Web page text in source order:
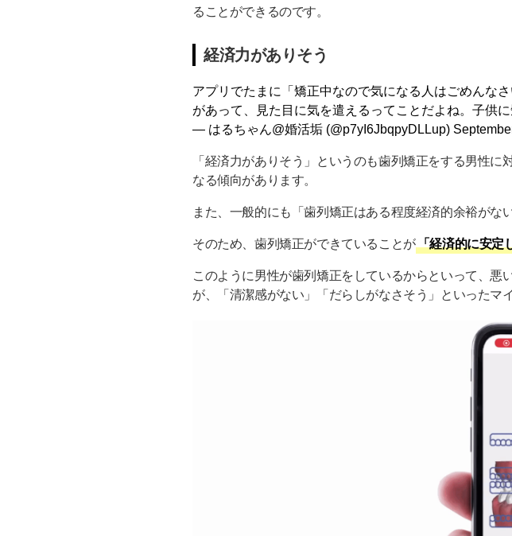
ることができるのです。
経済力がありそう
アプリでたまに「矯正中なので気になる人はごめんな
があって、見た目に気を遣えるってことだよね。子供
— はるちゃん@婚活垢 (@p7yI6JbqpyDLLup)
「経済力がありそう」というのも歯列矯正をする男性
なる傾向があります。
また、一般的にも「歯列矯正はある程度経済的余裕がな
そのため、歯列矯正ができていることが 「経済的に安定
このように男性が歯列矯正をしているからといって、
が、「清潔感がない」「だらしがなさそう」といったマ